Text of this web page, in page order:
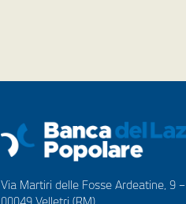
Via Martiri delle Fosse Ardeatine, 9 –